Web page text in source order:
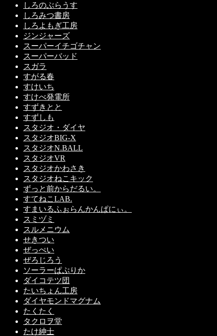
しろのぶらうす
しろみつ書房
しろよもぎ工房
ジンジャーズ
スーパーイチゴチャン
スーパーバッド
スガラ
すがる春
すけいち
すけべ発電所
すずきとと
すずしも
スタジオ・ダイヤ
スタジオBIG-X
スタジオN.BALL
スタジオVR
スタジオかわさき
スタジオねこキック
ずっと前からだるい。
すてねこLAB.
すまいるふぉらんかんぱにぃ。
スミヅミ
スルメニウム
せきつい
ぜっぺい
ぜろじろう
ソーラーぱぷりか
ダイコテツ団
たいちょん工房
ダイヤモンドマグナム
たくたく
タクロヲ堂
たけ紳士